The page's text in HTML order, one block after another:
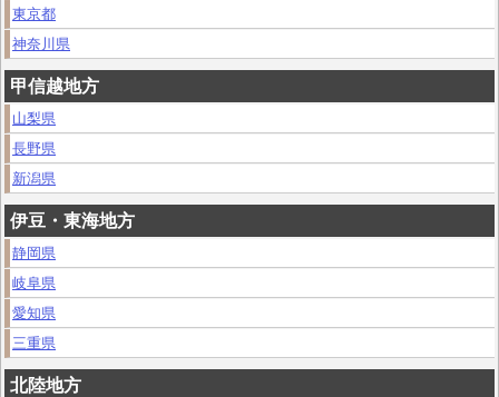
東京都
神奈川県
甲信越地方
山梨県
長野県
新潟県
伊豆・東海地方
静岡県
岐阜県
愛知県
三重県
北陸地方